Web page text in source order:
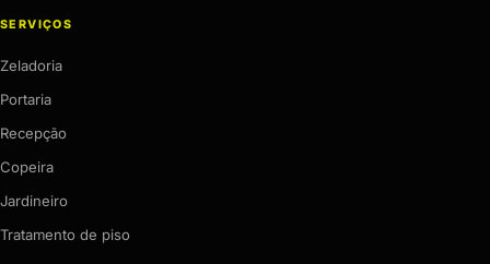
SERVIÇOS
Zeladoria
Portaria
Recepção
Copeira
Jardineiro
Tratamento de piso